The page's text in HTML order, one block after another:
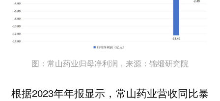
图：常山药业归母净利润，来源：锦缎研究院
根据2023年年报显示，常山药业营收同比暴